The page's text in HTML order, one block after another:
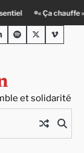
face au défi climatique
et solidarité
SpotifyTwitterViméo